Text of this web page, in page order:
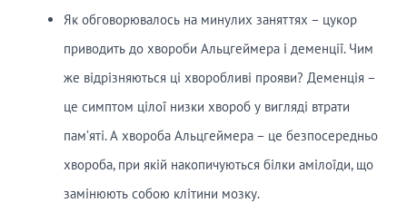
Як обговорювалось на минулих заняттях – цукор
приводить до хвороби Альцгеймера і деменції. Чим
же відрізняються ці хворобливі прояви? Деменція –
це симптом цілої низки хвороб у вигляді втрати
пам’яті. А хвороба Альцгеймера – це безпосередньо
хвороба, при якій накопичуються білки амілоїди, що
замінюють собою клітини мозку.